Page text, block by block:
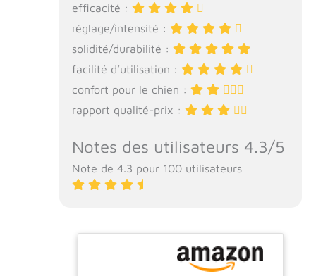
efficacité :
réglage/intensité :
solidité/durabilité :
facilité d’utilisation :
confort pour le chien :
rapport qualité-prix :
Notes des utilisateurs 4.3/5
Note de 4.3 pour 100 utilisateurs